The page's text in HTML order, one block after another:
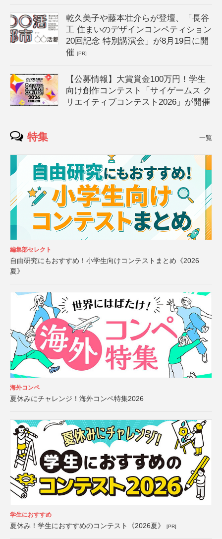
乾久美子や藤本壮介らが登壇、「長谷
工 住まいのデザインコンペティション
20回記念 特別講演会」が8月19日に開
催[PR]
【公募情報】大賞賞金100万円！学生
向け創作コンテスト「サイゲームス ク
リエイティブコンテスト2026」が開催
特集 一覧
編集部セレクト
自由研究にもおすすめ！小学生向けコンテストまとめ《2026
夏》
海外コンペ
夏休みにチャレンジ！海外コンペ特集2026
学生におすすめ
夏休み！学生におすすめのコンテスト《2026夏》 [PR]